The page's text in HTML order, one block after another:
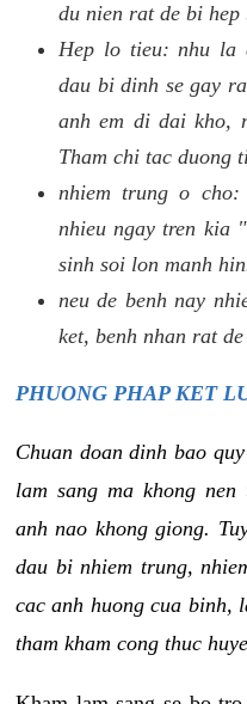
du nien rat de bi hep
Hep lo tieu: nhu la
dau bi dinh se gay
anh em di dai kho,
Tham chi tac duong
nhiem trung o
nhieu ngay tren kia
sinh soi lon manh
neu de benh nay
ket, benh nhan rat
PHUONG PHAP KET
Chuan doan dinh bao
lam sang ma khong
anh nao khong giong.
dau bi nhiem trung,
cac anh huong cua binh,
tham kham cong thuc